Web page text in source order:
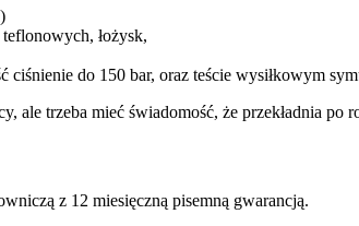
łożysk,
ciśnienie do 150 bar, oraz teście wysiłkowym
trzeba mieć świadomość, że przekładnia po
z 12 miesięczną pisemną gwarancją.